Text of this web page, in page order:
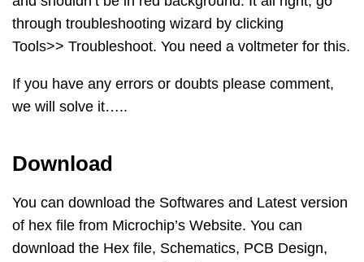
through troubleshooting wizard by clicking
Tools>> Troubleshoot. You need a voltmeter for this.
If you have any errors or doubts please comment,
we will solve it…..
Download
You can download the Softwares and Latest version
of hex file from Microchip’s Website. You can
download the Hex file, Schematics, PCB Design,